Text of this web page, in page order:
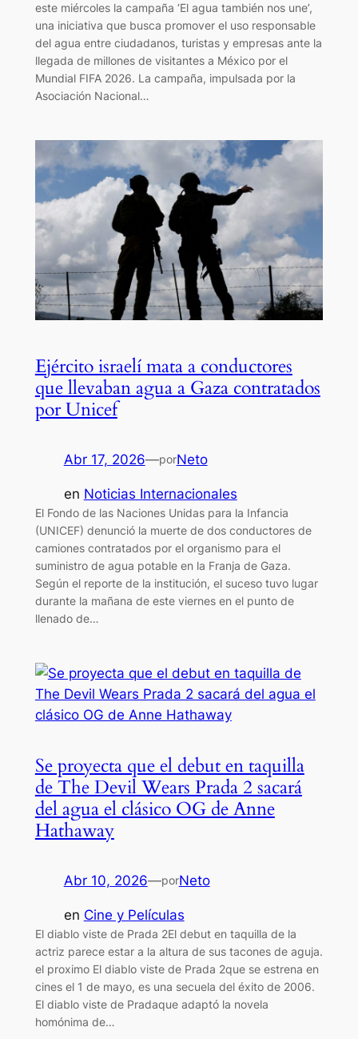
este miércoles la campaña ‘El agua también nos une’,
una iniciativa que busca promover el uso responsable
del agua entre ciudadanos, turistas y empresas ante la
llegada de millones de visitantes a México por el
Mundial FIFA 2026. La campaña, impulsada por la
Asociación Nacional…
Ejército israelí mata a conductores
que llevaban agua a Gaza contratados
por Unicef
Abr 17, 2026—porNeto
en Noticias Internacionales
El Fondo de las Naciones Unidas para la Infancia
(UNICEF) denunció la muerte de dos conductores de
camiones contratados por el organismo para el
suministro de agua potable en la Franja de Gaza.
Según el reporte de la institución, el suceso tuvo lugar
durante la mañana de este viernes en el punto de
llenado de…
Se proyecta que el debut en taquilla
de The Devil Wears Prada 2 sacará
del agua el clásico OG de Anne
Hathaway
Abr 10, 2026—porNeto
en Cine y Películas
El diablo viste de Prada 2El debut en taquilla de la
actriz parece estar a la altura de sus tacones de aguja.
el proximo El diablo viste de Prada 2que se estrena en
cines el 1 de mayo, es una secuela del éxito de 2006.
El diablo viste de Pradaque adaptó la novela
homónima de…